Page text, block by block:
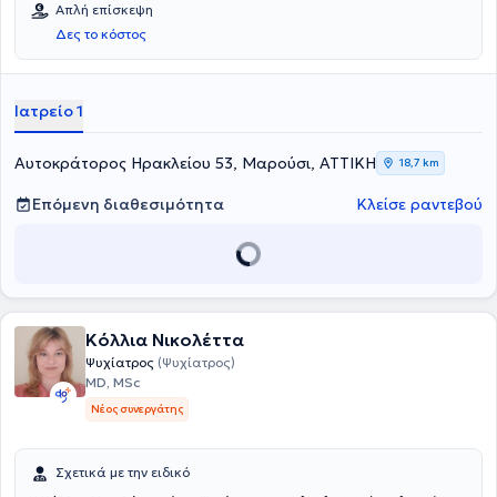
Απλή επίσκεψη
Δες το κόστος
Ιατρείο 1
Αυτοκράτορος Ηρακλείου 53, Μαρούσι, ΑΤΤΙΚΗ 18,7 km
Επόμενη διαθεσιμότητα Κλείσε ραντεβού
Κόλλια Νικολέττα
Ψυχίατρος (Ψυχίατρος)
MD, MSc
Νέος συνεργάτης
Σχετικά με την ειδικό